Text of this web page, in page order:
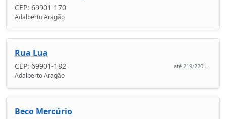
CEP: 69901-170
Adalberto Aragão
Rua Lua
CEP: 69901-182 até 219/220...
Adalberto Aragão
Beco Mercúrio